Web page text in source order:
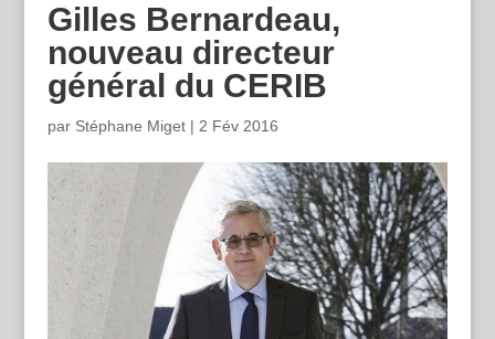
Gilles Bernardeau,
nouveau directeur
général du CERIB
par Stéphane Miget| 2 Fév 2016